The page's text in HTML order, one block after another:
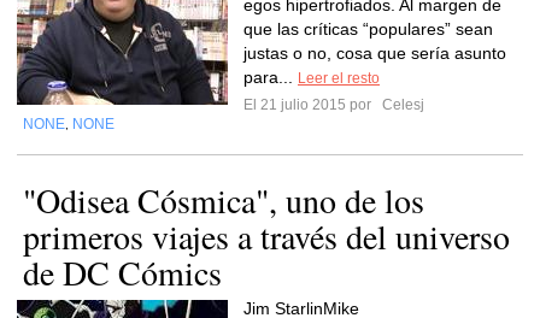
egos hipertrofiados. Al margen de
que las críticas “populares” sean
justas o no, cosa que sería asunto
para...
Leer el resto
El 21 julio 2015 por
Celesj
NONE NONE
"Odisea Cósmica", uno de los
primeros viajes a través del universo
de DC Cómics
Jim StarlinMike